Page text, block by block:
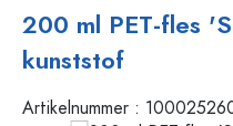
200 ml PET-fles
kunststof
Artikelnummer :